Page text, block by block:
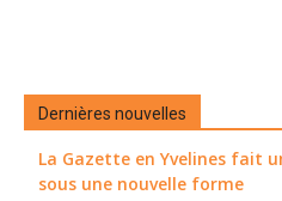
Dernières nouvelles
La Gazette en Yvelines fait
sous une nouvelle forme